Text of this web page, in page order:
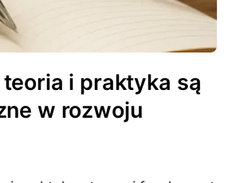
i praktyka są
w rozwoju